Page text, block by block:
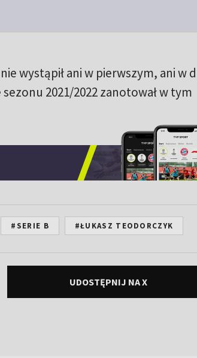
wystąpił ani w pierwszym, ani w
2021/2022 zanotował w tym
#SERIE B #ŁUKASZ TEODORCZYK
UDOSTĘPNIJ NA X